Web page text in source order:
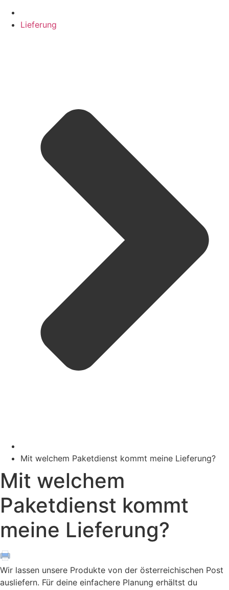
Lieferung
Mit welchem Paketdienst kommt meine Lieferung?
Mit welchem
Paketdienst kommt
meine Lieferung?
Wir lassen unsere Produkte von der österreichischen Post
ausliefern. Für deine einfachere Planung erhältst du